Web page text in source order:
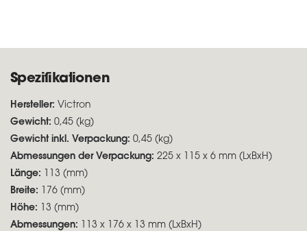
Spezifikationen
Hersteller: Victron
Gewicht: 0,45 (kg)
Gewicht inkl. Verpackung: 0,45 (kg)
Abmessungen der Verpackung: 225 x 115 x 6 mm (LxBxH)
Länge: 113 (mm)
Breite: 176 (mm)
Höhe: 13 (mm)
Abmessungen: 113 x 176 x 13 mm (LxBxH)